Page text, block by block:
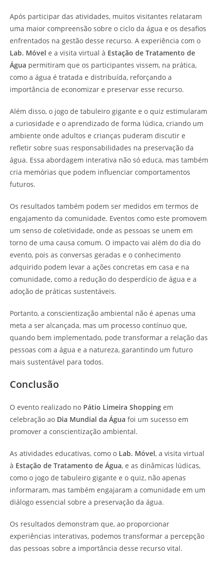
Após participar das atividades, muitos visitantes relataram
uma maior compreensão sobre o ciclo da água e os desafios
enfrentados na gestão desse recurso. A experiência com o
Lab. Móvel e a visita virtual à Estação de Tratamento de
Água permitiram que os participantes vissem, na prática,
como a água é tratada e distribuída, reforçando a
importância de economizar e preservar esse recurso.
Além disso, o jogo de tabuleiro gigante e o quiz estimularam
a curiosidade e o aprendizado de forma lúdica, criando um
ambiente onde adultos e crianças puderam discutir e
refletir sobre suas responsabilidades na preservação da
água. Essa abordagem interativa não só educa, mas também
cria memórias que podem influenciar comportamentos
futuros.
Os resultados também podem ser medidos em termos de
engajamento da comunidade. Eventos como este promovem
um senso de coletividade, onde as pessoas se unem em
torno de uma causa comum. O impacto vai além do dia do
evento, pois as conversas geradas e o conhecimento
adquirido podem levar a ações concretas em casa e na
comunidade, como a redução do desperdício de água e a
adoção de práticas sustentáveis.
Portanto, a conscientização ambiental não é apenas uma
meta a ser alcançada, mas um processo contínuo que,
quando bem implementado, pode transformar a relação das
pessoas com a água e a natureza, garantindo um futuro
mais sustentável para todos.
Conclusão
O evento realizado no Pátio Limeira Shopping em
celebração ao Dia Mundial da Água foi um sucesso em
promover a conscientização ambiental.
As atividades educativas, como o Lab. Móvel, a visita virtual
à Estação de Tratamento de Água, e as dinâmicas lúdicas,
como o jogo de tabuleiro gigante e o quiz, não apenas
informaram, mas também engajaram a comunidade em um
diálogo essencial sobre a preservação da água.
Os resultados demonstram que, ao proporcionar
experiências interativas, podemos transformar a percepção
das pessoas sobre a importância desse recurso vital.